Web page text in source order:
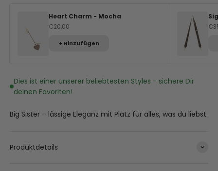
Heart Charm - Mocha
Angebot
€20,00
+ Hinzufügen
Dies ist einer unserer beliebtesten Styles - sichere Dir
deinen Favoriten!
Big Sister – lässige Eleganz mit Platz für alles, was du liebst.
Produktdetails